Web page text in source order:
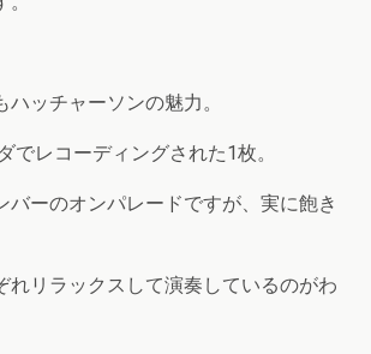
ッチャーソンの魅力。
でレコーディングされた1枚。
バーのオンパレードですが、実に飽き
れリラックスして演奏しているのがわ